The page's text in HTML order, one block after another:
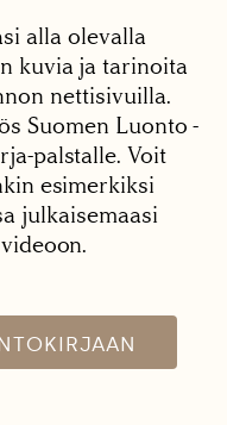
alla olevalla
kuvia ja tarinoita
nettisivuilla.
Suomen Luonto -
palstalle. Voit
esimerkiksi
julkaisemaasi